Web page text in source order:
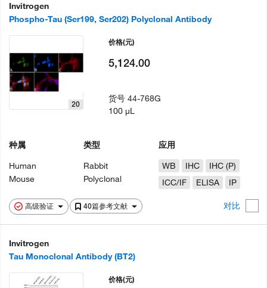
Invitrogen
Phospho-Tau (Ser199, Ser202) Polyclonal Antibody
高级验证 40篇参考文献 对比
20
种属
Human
Mouse
类型
Rabbit
Polyclonal
应用
WB
IHC
IHC (P)
ICC/IF
ELISA IP
价格(元)
5,124.00
货号44-768G
100 µL
Invitrogen
Tau Monoclonal Antibody (BT2)
价格(元)